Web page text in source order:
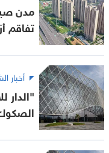
مدن
تفاقم
أخبار